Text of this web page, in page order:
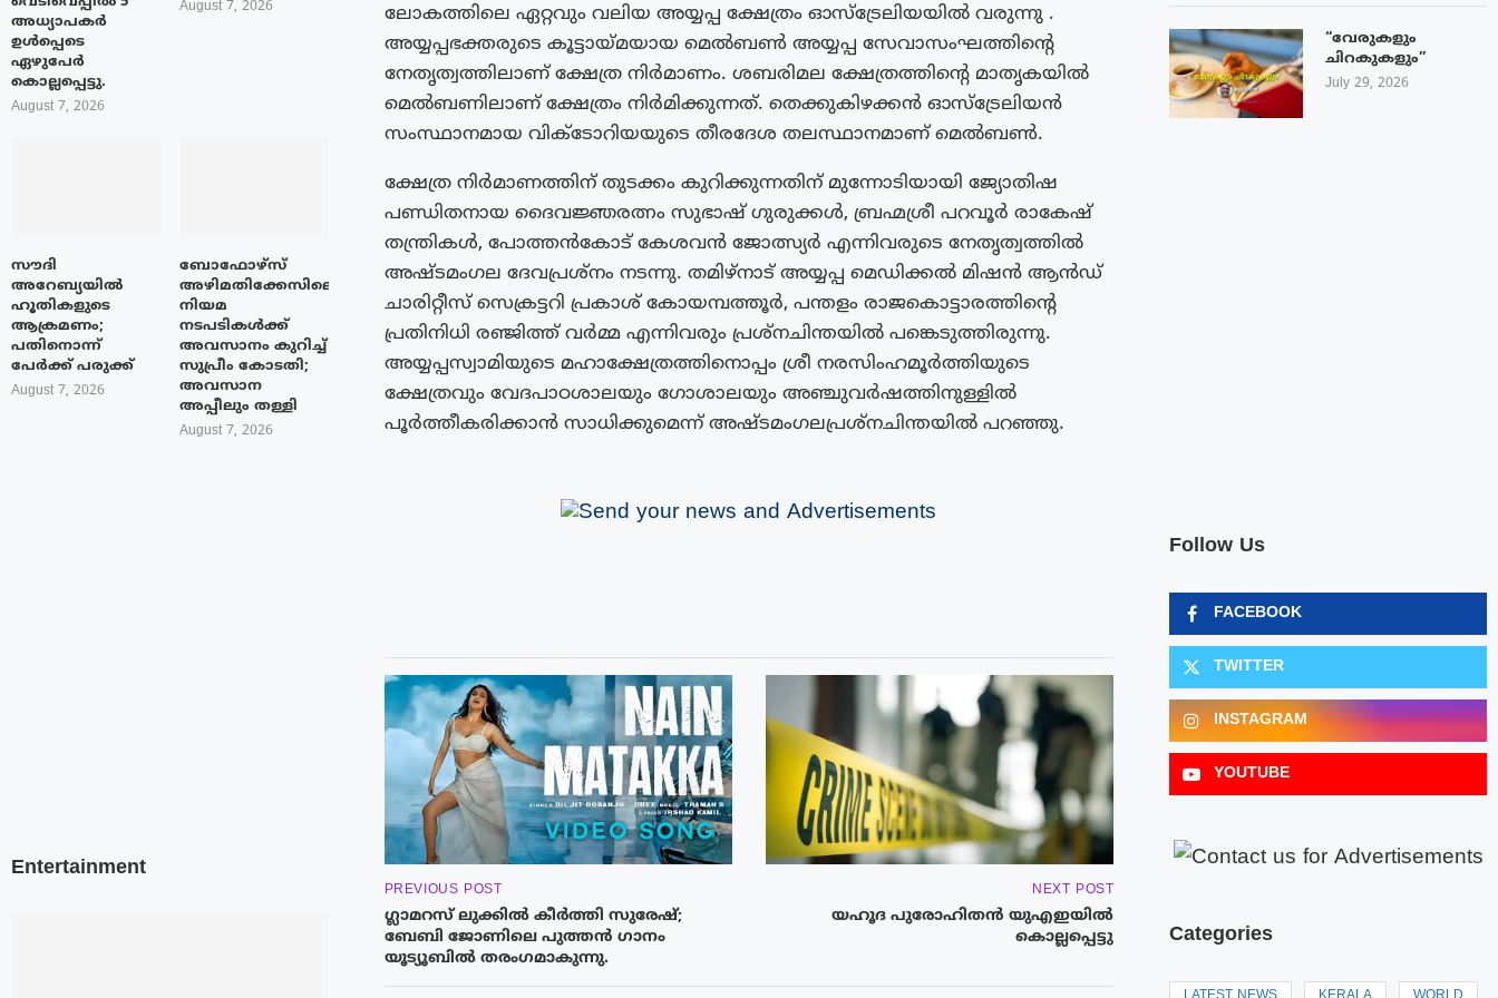
ലോകത്തിലെ ഏറ്റവും വലിയ അയ്യപ്പ ക്ഷേത്രം ഓസ്ട്രേലിയയിൽ വരുന്നു .
അയ്യപ്പഭക്തരുടെ കൂട്ടായ്മയായ മെൽബൺ അയ്യപ്പ സേവാസംഘത്തിന്റെ
നേതൃത്വത്തിലാണ് ക്ഷേത്ര നിർമാണം. ശബരിമല ക്ഷേത്രത്തിന്റെ മാതൃകയിൽ
മെൽബണിലാണ് ക്ഷേത്രം നിർമിക്കുന്നത്. തെക്കുകിഴക്കൻ ഓസ്ട്രേലിയൻ
സംസ്ഥാനമായ വിക്ടോറിയയുടെ തീരദേശ തലസ്ഥാനമാണ് മെൽബൺ.
ക്ഷേത്ര നിർമാണത്തിന് തുടക്കം കുറിക്കുന്നതിന് മുന്നോടിയായി ജ്യോതിഷ
പണ്ഡിതനായ ദൈവജ്ഞരത്നം സുഭാഷ് ഗുരുക്കൾ, ബ്രഹ്മശ്രീ പറവൂർ രാകേഷ്
തന്ത്രികൾ, പോത്തൻകോട് കേശവൻ ജോത്സ്യർ എന്നിവരുടെ നേതൃത്വത്തിൽ
അഷ്ടമംഗല ദേവപ്രശ്നം നടന്നു. തമിഴ്നാട് അയ്യപ്പ മെഡിക്കൽ മിഷൻ ആൻഡ്
ചാരിറ്റീസ് സെക്രട്ടറി പ്രകാശ് കോയമ്പത്തൂർ, പന്തളം രാജകൊട്ടാരത്തിന്റെ
പ്രതിനിധി രഞ്ജിത്ത് വർമ്മ എന്നിവരും പ്രശ്നചിന്തയിൽ പങ്കെടുത്തിരുന്നു.
അയ്യപ്പസ്വാമിയുടെ മഹാക്ഷേത്രത്തിനൊപ്പം ശ്രീ നരസിംഹമൂർത്തിയുടെ
ക്ഷേത്രവും വേദപാഠശാലയും ഗോശാലയും അഞ്ചുവർഷത്തിനുള്ളിൽ
പൂർത്തീകരിക്കാൻ സാധിക്കുമെന്ന് അഷ്ടമംഗലപ്രശ്നചിന്തയിൽ പറഞ്ഞു.
PREVIOUS POST
ഗ്ലാമറസ് ലുക്കിൽ കീർത്തി സുരേഷ്;
ബേബി ജോണിലെ പുത്തൻ ഗാനം
യൂട്യൂബിൽ തരംഗമാകുന്നു.
NEXT POST
യഹൂദ പുരോഹിതൻ യുഎഇയിൽ
കൊല്ലപ്പെട്ടു
“വേരുകളും
ചിറകുകളും”
July 29, 2026
Follow Us
FACEBOOK
TWITTER
INSTAGRAM
YOUTUBE
Categories
അധ്യാപകർ
ഉൾപ്പെടെ
ഏഴുപേർ
കൊല്ലപ്പെട്ടു.
August 7, 2026
August 7, 2026
സൗദി
അറേബ്യയിൽ
ഹൂതികളുടെ
ആക്രമണം;
പതിനൊന്ന്
പേർക്ക് പരുക്ക്
August 7, 2026
ബോഫോഴ്‌സ്
അഴിമതിക്കേസിലെ
നിയമ
നടപടികൾക്ക്
അവസാനം കുറിച്ച്
സുപ്രീം കോടതി;
അവസാന
അപ്പീലും തള്ളി
August 7, 2026
Entertainment